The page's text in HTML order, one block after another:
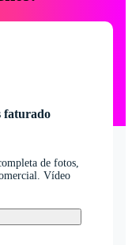
faturado
de fotos,
Vídeo